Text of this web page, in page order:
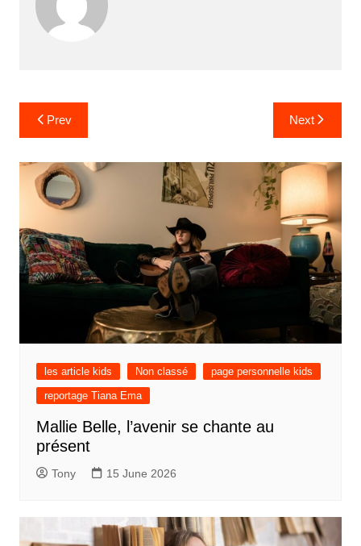
Prev Next
les article kids Non classé
page personnelle kids
reportage Tiana Ema
Mallie Belle, l’avenir se chante au
présent
Tony 15 June 2026